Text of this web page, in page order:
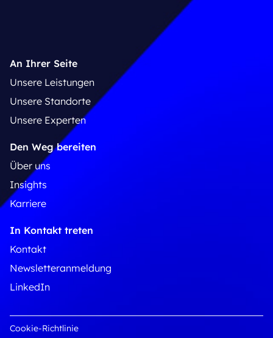
An Ihrer Seite
Unsere Leistungen
Unsere Standorte
Unsere Experten
Den Weg bereiten
Über uns
Insights
Karriere
In Kontakt treten
Kontakt
Newsletteranmeldung
LinkedIn
Cookie-Richtlinie